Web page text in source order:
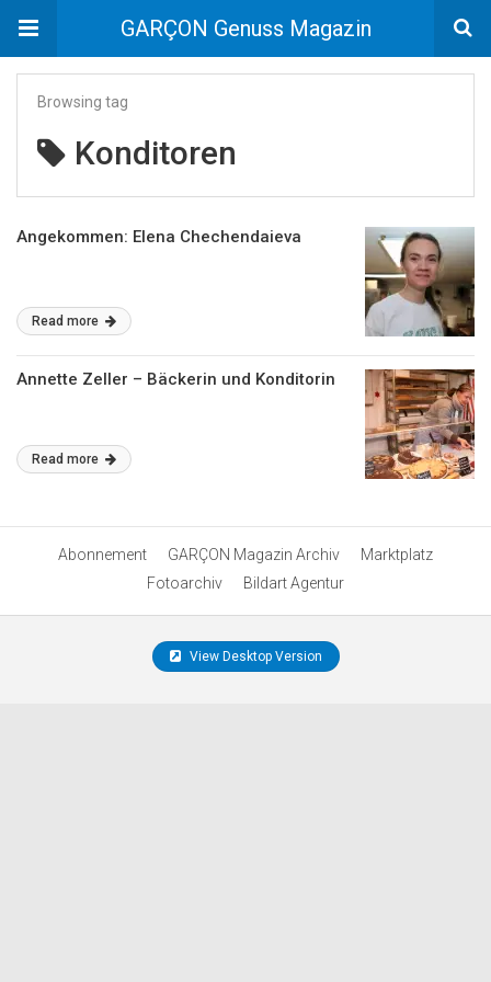
GARÇON Genuss Magazin
Browsing tag
Konditoren
Angekommen: Elena Chechendaieva
Read more
Annette Zeller – Bäckerin und Konditorin
Read more
Abonnement GARÇON Magazin Archiv
Marktplatz
Fotoarchiv
Bildart Agentur
View Desktop Version